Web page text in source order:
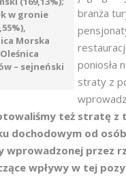
w gronie
Morska
– sejneński
branża
poniosła
straty z
też stratę z
dochodowym od
wprowadzonej przez
wpływy w tej